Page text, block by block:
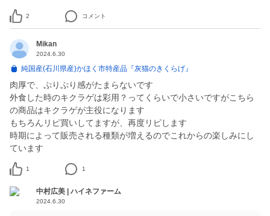
2 コメント
Mikan
2024.6.30
純国産(石川県産)かほく市特産品『灰猫のきくらげ』
肉厚で、ぷりぷり感がたまらないです
外食した時のキクラゲは彩用？ってくらいで小さいですがこちら
の商品はキクラゲが主役になります
もちろんリピ買いしてますが、再度リピします
時期によって販売される種類が増えるのでこれからの楽しみにし
ています
1 1
中村広美 | ハイネファーム
2024.6.30